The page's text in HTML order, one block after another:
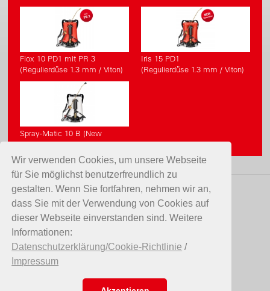
Wir verwenden Cookies, um unsere Webseite
für Sie möglichst benutzerfreundlich zu
gestalten. Wenn Sie fortfahren, nehmen wir an,
dass Sie mit der Verwendung von Cookies auf
dieser Webseite einverstanden sind. Weitere
Informationen:
Datenschutzerklärung/Cookie-Richtlinie /
Impressum
Flox 10 PD1 mit PR 3
(Regulierdüse 1.3 mm / Viton)
Iris 15 PD1
(Regulierdüse 1.3 mm / Viton)
Spray-Matic 10 B (New
Generation)
KONTAKT
Birchmeier Sprühtechnik AG
Im Stetterfeld 1
5608 Stetten
Schweiz
info@birchmeier.com